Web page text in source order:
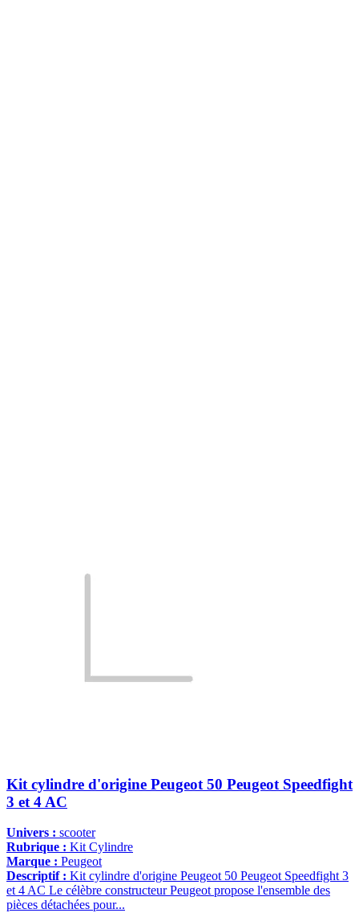
Kit cylindre d'origine Peugeot 50 Peugeot Speedfight
3 et 4 AC
Univers : scooter
Rubrique : Kit Cylindre
Marque : Peugeot
Descriptif : Kit cylindre d'origine Peugeot 50 Peugeot Speedfight 3
et 4 AC Le célèbre constructeur Peugeot propose l'ensemble des
pièces détachées pour...